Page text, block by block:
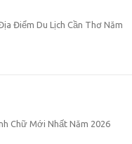
Điểm Du Lịch Cần Thơ Năm
Chữ Mới Nhất Năm 2026